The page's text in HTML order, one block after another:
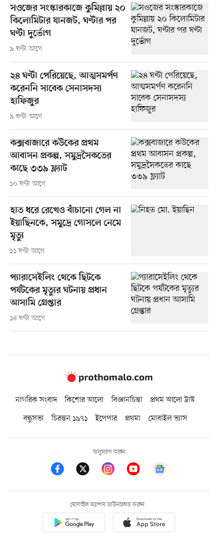
সওজের সংস্কারকাজে কুমিল্লায় ২০
কিলোমিটার যানজট, ঘণ্টার পর
ঘণ্টা দুর্ভোগ
৯ ঘণ্টা আগে
২৪ ঘণ্টা পেরিয়েছে, আত্মসমর্পণ
করেননি সাবেক সেনাসদস্য
হাফিজুর
৯ ঘণ্টা আগে
কক্সবাজারে কউকের প্রথম
আবাসন প্রকল্প, সমুদ্রসৈকতের
কাছে ৩৩৯ ফ্ল্যাট
১০ ঘণ্টা আগে
হাত ধরে রেখেও বাঁচানো গেল না
ইয়াছিনকে, সমুদ্রে গোসলে নেমে
মৃত্যু
১১ ঘণ্টা আগে
প্যারাসেইলিং থেকে ছিটকে
পর্যটকের মৃত্যুর ঘটনায় প্রধান
আসামি গ্রেপ্তার
১৪ ঘণ্টা আগে
নাগরিক সংবাদ কিশোর আলো বিজ্ঞানচিন্তা
প্রথম আলো ট্রাস্ট
বন্ধুসভা
চিরন্তন ১৯৭১ ইপেপার প্রথমা মোবাইল ভ্যাস
অনুসরণ করুন
মোবাইল অ্যাপস ডাউনলোড করুন